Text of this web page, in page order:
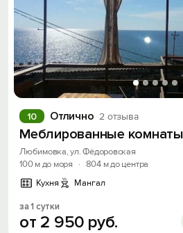
Отлично 2 отзыва
10
Меблированные
Любимовка, ул. Фёдоровская
100 м до моря
· 804 м до центра
Кухня
Мангал
за 1 сутки
от 2 950 руб.